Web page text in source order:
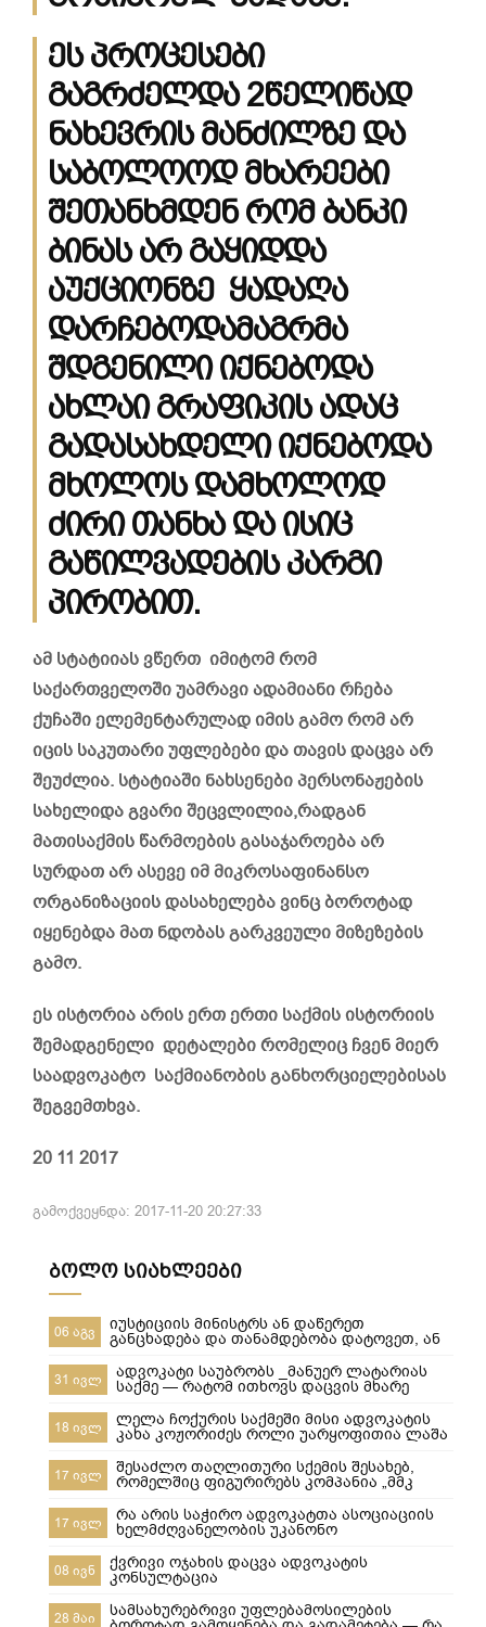
ეს პროცესები
გაგრძელდა 2წელიწად
ნახევრის მანძილზე და
საბოლოოდ მხარეები
შეთანხმდენ რომ ბანკი
ბინას არ გაყიდდა
აუქციონზე ყადაღა
დარჩებოდამაგრმა
შდგენილი იქნებოდა
ახლაი გრაფიკის ადაც
გადასახდელი იქნებოდა
მხოლოს დამხოლოდ
ძირი თანხა და ისიც
გაწილვადების კარგი
პირობით.
ამ სტატიიას ვწერთ იმიტომ რომ
საქართველოში უამრავი ადამიანი რჩება
ქუჩაში ელემენტარულად იმის გამო რომ არ
იცის საკუთარი უფლებები და თავის დაცვა არ
შეუძლია. სტატიაში ნახსენები პერსონაჟების
სახელიდა გვარი შეცვლილია,რადგან
მათისაქმის წარმოების გასაჯაროება არ
სურდათ არ ასევე იმ მიკროსაფინანსო
ორგანიზაციის დასახელება ვინც ბოროტად
იყენებდა მათ ნდობას გარკვეული მიზეზების
გამო.
ეს ისტორია არის ერთ ერთი საქმის ისტორიის
შემადგენელი დეტალები რომელიც ჩვენ მიერ
საადვოკატო საქმიანობის განხორციელებისას
შეგვემთხვა.
20 11 2017
გამოქვეყნდა: 2017-11-20 20:27:33
ბოლო სიახლეები
06 აგვ იუსტიციის მინისტრს ან დაწერეთ
განცხადება და თანამდებობა დატოვეთ, ან
მიხედეთ საჯარო რეესტრის თანამშრომლებს
31 ივლ ადვოკატი საუბრობს _მანუერ ლატარიას
საქმე — რატომ ითხოვს დაცვის მხარე
უდანაშაულო ცნობილ 10-წლიანი
განაჩენის გადახედვას
18 ივლ ლელა ჩოქურის საქმეში მისი ადვოკატის
კახა კოჟორიძეს როლი უარყოფითია ლაშა
ჯანიბეგაშვილი
17 ივლ შესაძლო თაღლითური სქემის შესახებ,
რომელშიც ფიგურირებს კომპანია „მმკ
ავტოლიზინგი“
17 ივლ რა არის საჭირო ადვოკატთა ასოციაციის
ხელმძღვანელობის უკანონო
ძალმომრეობით ძალადობების
შესაჩერებლად ?
08 ივნ ქვრივი ოჯახის დაცვა ადვოკატის
კონსულტაცია
28 მაი სამსახურებრივი უფლებამოსილების